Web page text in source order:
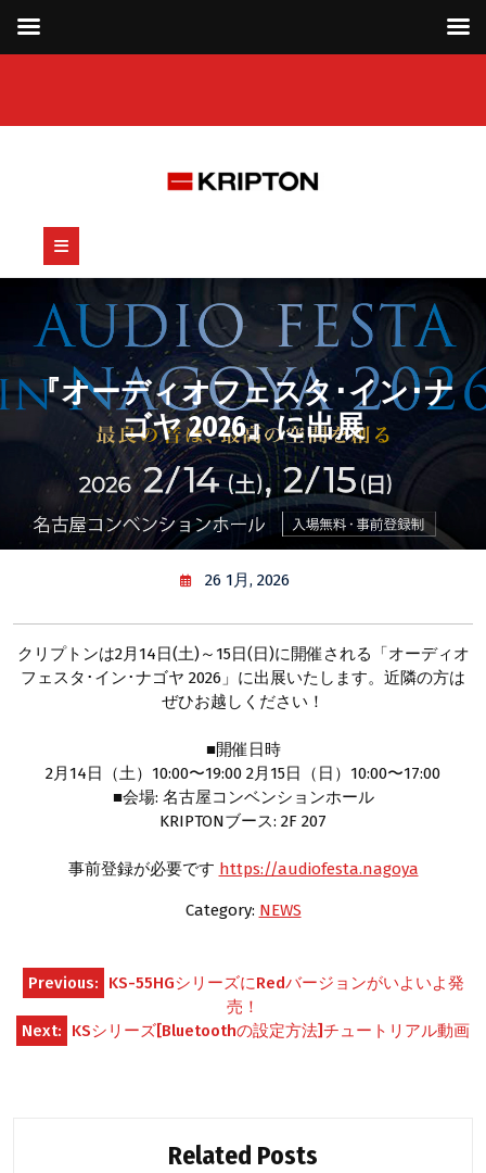
Button
『オーディオフェスタ･イン･ナ
ゴヤ 2026』に出展
26 1月, 2026
クリプトンは2月14日(土)～15日(日)に開催される「オーディオ
フェスタ･イン･ナゴヤ 2026」に出展いたします。近隣の方は
ぜひお越しください！
■開催日時
2月14日（土）10:00〜19:00 2月15日（日）10:00〜17:00
■会場: 名古屋コンベンションホール
KRIPTONブース: 2F 207
事前登録が必要です https://audiofesta.nagoya
Category: NEWS
投
稿
ナ
Previous:
KS-55HGシリーズにRedバージョンがいよいよ発
売！
Next:
KSシリーズ[Bluetoothの設定方法]チュートリアル動画
Related Posts